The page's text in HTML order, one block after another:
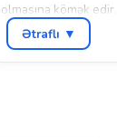
olmasına kömək edir.
IP67 qoruma
Ətraflı ▼